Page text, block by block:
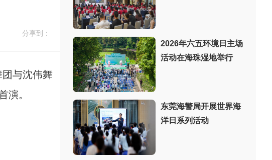
分享到：
与沈伟舞
演。
2026年六五环境日主场
活动在海珠湿地举行
东莞海警局开展世界海
洋日系列活动